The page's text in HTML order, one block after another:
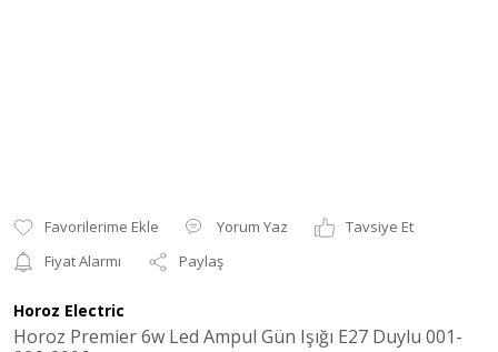
Yorum Yaz
Tavsiye Et
Fiyat Alarmı
Paylaş
Horoz Electric
Horoz Premier 6w Led Ampul Gün Işığı E27 Duylu 001-